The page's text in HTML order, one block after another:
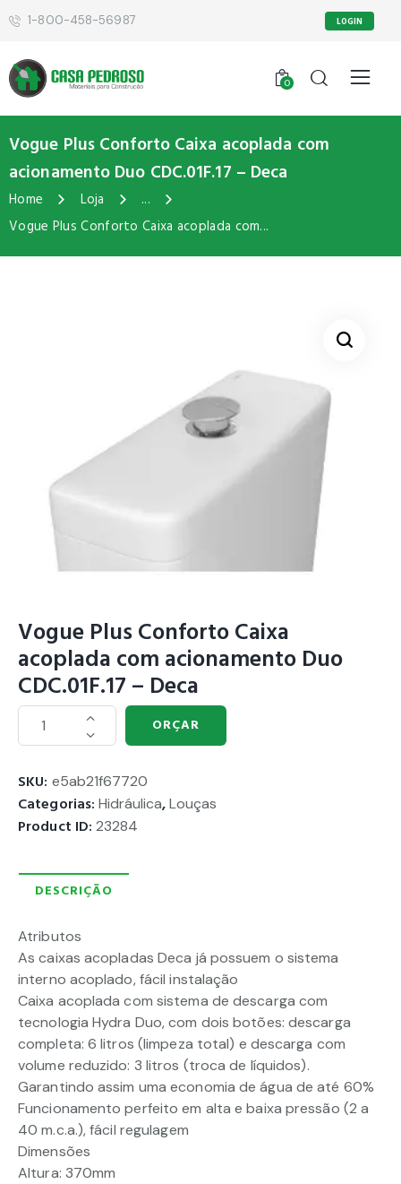
1-800-458-56987 LOGIN
0
Vogue Plus Conforto Caixa acoplada com
acionamento Duo CDC.01F.17 – Deca
Home Loja
...
Vogue Plus Conforto Caixa acoplada com...
Vogue Plus Conforto Caixa
acoplada com acionamento Duo
CDC.01F.17 – Deca
ORÇAR
SKU: e5ab21f67720
Categorias:Hidráulica,Louças
Product ID:23284
DESCRIÇÃO
Atributos
As caixas acopladas Deca já possuem o sistema
interno acoplado, fácil instalação
Caixa acoplada com sistema de descarga com
tecnologia Hydra Duo, com dois botões: descarga
completa: 6 litros (limpeza total) e descarga com
volume reduzido: 3 litros (troca de líquidos).
Garantindo assim uma economia de água de até 60%
Funcionamento perfeito em alta e baixa pressão (2 a
40 m.c.a.), fácil regulagem
Dimensões
Altura: 370mm